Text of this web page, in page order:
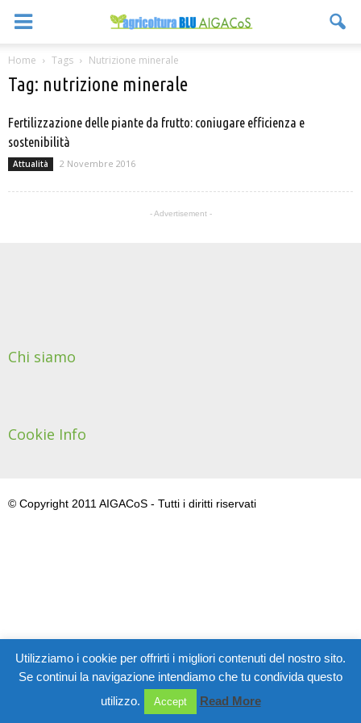
Home Tags Nutrizione minerale
Tag: nutrizione minerale
Fertilizzazione delle piante da frutto: coniugare efficienza e
sostenibilità
Attualità 2 Novembre 2016
- Advertisement -
Chi siamo
Cookie Info
Utilizziamo i cookie per offrirti i migliori contenuti del nostro sito.
Se continui la navigazione intendiamo che tu condivida questo
utilizzo.
Accept Read More
© Copyright 2011 AIGACoS - Tutti i diritti riservati